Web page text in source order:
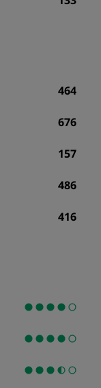
464
676
157
486
416